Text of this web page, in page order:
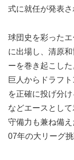
式に就任が発表さ
球団史を彩った
に出場し、清原
ーを巻き起こし
巨人からドラフ
を正確に投げ分
などエースとし
守備力も兼ね備え
07年の大リーグ